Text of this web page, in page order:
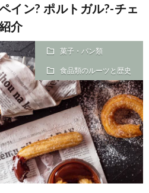
イン? ポルトガル?-チェ
介
菓子・パン類
食品類のルーツと歴史